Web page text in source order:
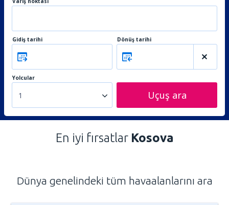
Gidiş tarihi Dönüş tarihi
Yolcular
1 Uçuş ara
En iyi fırsatlar Kosova
Dünya genelindeki tüm havaalanlarını ara